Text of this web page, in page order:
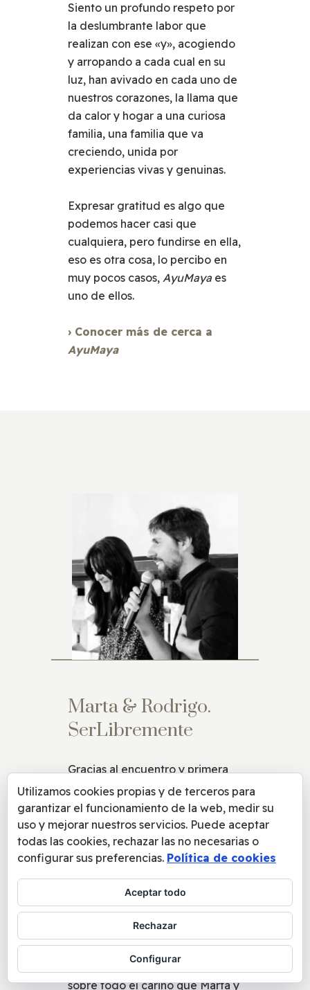
Siento un profundo respeto por
la deslumbrante labor que
realizan con ese «y», acogiendo
y arropando a cada cual en su
luz, han avivado en cada uno de
nuestros corazones, la llama que
da calor y hogar a una curiosa
familia, una familia que va
creciendo, unida por
experiencias vivas y genuinas.
Expresar gratitud es algo que
podemos hacer casi que
cualquiera, pero fundirse en ella,
eso es otra cosa, lo percibo en
muy pocos casos, AyuMayaes
uno de ellos.
› Conocer más de cerca a
AyuMaya
Marta & Rodrigo.
SerLibremente
Gracias al encuentro y primera
colaboración con Marta y
Rodrigo, fue que flowpiano
empezó a ser visible a través de
«plumas», elvídeo que inauguró
el canal de youtube de
flowpiano allá por el 2015.
Desde entonces hemos seguido
compartiendo algunos vuelos,
desde la elegancia, la
profesionalidad y el cariño,
sobre todo el cariño que Marta y
Utilizamos cookies propias y de terceros para
garantizar el funcionamiento de la web, medir su
uso y mejorar nuestros servicios. Puede aceptar
todas las cookies, rechazar las no necesarias o
configurar sus preferencias. Política de cookies
Aceptar todo
Rechazar
Configurar